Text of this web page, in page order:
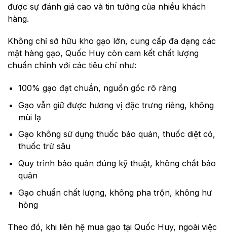
được sự đánh giá cao và tin tưởng của nhiều khách
hàng.
Không chỉ sở hữu kho gạo lớn, cung cấp đa dạng các
mặt hàng gạo, Quốc Huy còn cam kết chất lượng
chuẩn chỉnh với các tiêu chí như:
100% gạo đạt chuẩn, nguồn gốc rõ ràng
Gạo vẫn giữ được hương vị đặc trưng riêng, không
mùi lạ
Gạo không sử dụng thuốc bảo quản, thuốc diệt cỏ,
thuốc trừ sâu
Quy trình bảo quản đúng kỹ thuật, không chất bảo
quản
Gạo chuẩn chất lượng, không pha trộn, không hư
hỏng
Theo đó, khi liên hệ mua gạo tại Quốc Huy, ngoài việc